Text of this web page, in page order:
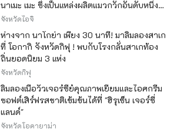
นาเมะ เมะ ซึ่งเป็นแหล่งผลิตแมวกวักอันดับหนึ่ง
ของญี่ปุ่น
จังหวัดไอจิ
ห่างจาก นาโกย่า เพียง 30 นาที! มาลิ้มลองสาเก
ที่ โอกากิ จังหวัดกิฟุ ! พบกับโรงกลั่นสาเกท้อง
ถิ่นยอดนิยม 3 แห่ง
จังหวัดกิฟุ
ลิ้มลองเนื้อวัวเจอร์ซีย์คุณภาพเยี่ยมและไอศกรีม
ซอฟต์เสิร์ฟรสชาติเข้มข้นได้ที่ "ฮิรุเซ็น เจอร์ซี่
แลนด์"
จังหวัดโอคายาม่า